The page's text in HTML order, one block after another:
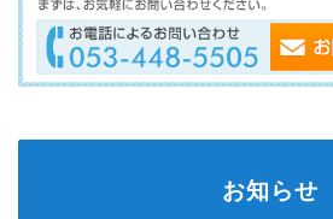
お知らせ